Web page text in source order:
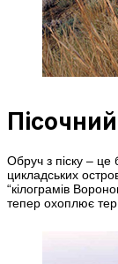
Обруч з піску – це
цикладських
“кілограмів
тепер охоплює